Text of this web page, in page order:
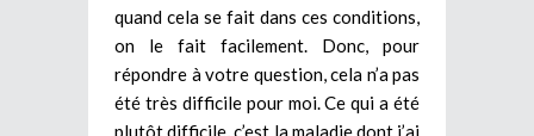
quand cela se fait dans ces conditions,
on le fait facilement. Donc, pour
répondre à votre question, cela n’a pas
été très difficile pour moi. Ce qui a été
plutôt difficile, c’est la maladie dont j’ai